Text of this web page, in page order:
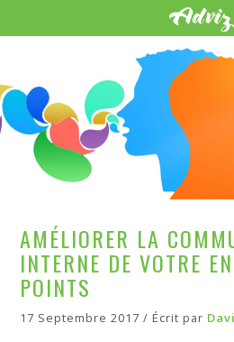
AMÉLIORER LA
INTERNE DE VOTRE
POINTS
17 Septembre 2017 / Écrit par